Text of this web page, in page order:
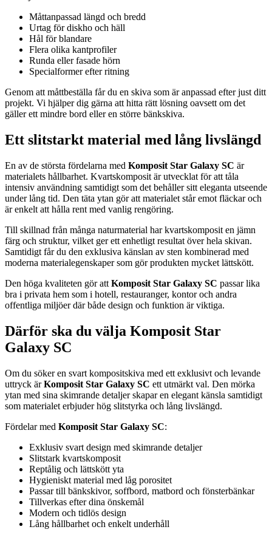
Måttanpassad längd och bredd
Urtag för diskho och häll
Hål för blandare
Flera olika kantprofiler
Runda eller fasade hörn
Specialformer efter ritning
Genom att måttbeställa får du en skiva som är anpassad efter just ditt
projekt. Vi hjälper dig gärna att hitta rätt lösning oavsett om det
gäller ett mindre bord eller en större bänkskiva.
Ett slitstarkt material med lång livslängd
En av de största fördelarna med Komposit Star Galaxy SC är
materialets hållbarhet. Kvartskomposit är utvecklat för att tåla
intensiv användning samtidigt som det behåller sitt eleganta utseende
under lång tid. Den täta ytan gör att materialet står emot fläckar och
är enkelt att hålla rent med vanlig rengöring.
Till skillnad från många naturmaterial har kvartskomposit en jämn
färg och struktur, vilket ger ett enhetligt resultat över hela skivan.
Samtidigt får du den exklusiva känslan av sten kombinerad med
moderna materialegenskaper som gör produkten mycket lättskött.
Den höga kvaliteten gör att Komposit Star Galaxy SC passar lika
bra i privata hem som i hotell, restauranger, kontor och andra
offentliga miljöer där både design och funktion är viktiga.
Därför ska du välja Komposit Star
Galaxy SC
Om du söker en svart kompositskiva med ett exklusivt och levande
uttryck ärKomposit Star Galaxy SC ett utmärkt val. Den mörka
ytan med sina skimrande detaljer skapar en elegant känsla samtidigt
som materialet erbjuder hög slitstyrka och lång livslängd.
Fördelar med Komposit Star Galaxy SC:
Exklusiv svart design med skimrande detaljer
Slitstark kvartskomposit
Reptålig och lättskött yta
Hygieniskt material med låg porositet
Passar till bänkskivor, soffbord, matbord och fönsterbänkar
Tillverkas efter dina önskemål
Modern och tidlös design
Lång hållbarhet och enkelt underhåll